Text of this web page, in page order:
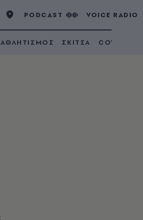
PODCAST VOICE RADIO
ΑΘΛΗΤΙΣΜΟΣ ΣΚΙΤΣΑ COVID 19